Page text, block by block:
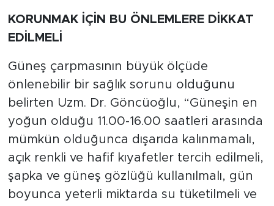
KORUNMAK İÇİN BU ÖNLEMLERE DİKKAT
EDİLMELİ
Güneş çarpmasının büyük ölçüde
önlenebilir bir sağlık sorunu olduğunu
belirten Uzm. Dr. Göncüoğlu, “Güneşin en
yoğun olduğu 11.00-16.00 saatleri arasında
mümkün olduğunca dışarıda kalınmamalı,
açık renkli ve hafif kıyafetler tercih edilmeli,
şapka ve güneş gözlüğü kullanılmalı, gün
boyunca yeterli miktarda su tüketilmeli ve